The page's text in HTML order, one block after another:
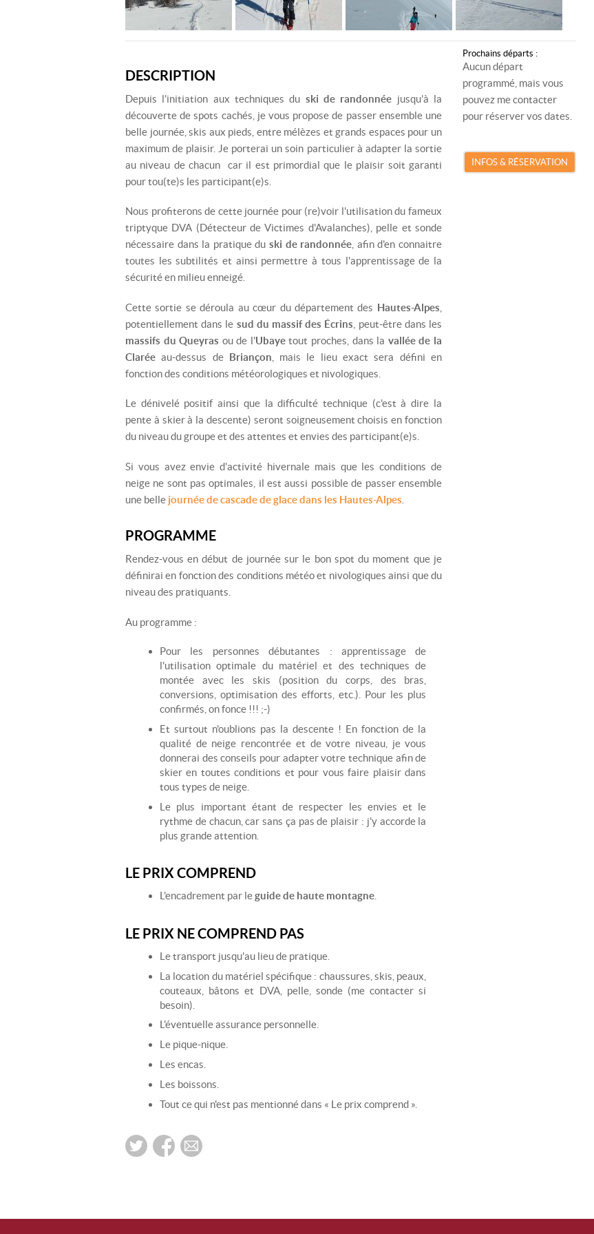
SKI DE RANDONNÉE
TRAIL
VTT
VIA FERRATA
MONITEUR SKI/SNOWBOARD
MONITEUR SPÉLÉOLOGIE
DESCRIPTION
Depuis l'initiation aux techniques du ski de randonnée jusqu'à la
découverte de spots cachés, je vous propose de passer ensemble une
belle journée, skis aux pieds, entre mélèzes et grands espaces pour un
maximum de plaisir. Je porterai un soin particulier à adapter la sortie
au niveau de chacun car il est primordial que le plaisir soit garanti
pour tou(te)s les participant(e)s.
Nous profiterons de cette journée pour (re)voir l'utilisation du fameux
triptyque DVA (Détecteur de Victimes d'Avalanches), pelle et sonde
nécessaire dans la pratique du ski de randonnée, afin d'en connaitre
toutes les subtilités et ainsi permettre à tous l'apprentissage de la
sécurité en milieu enneigé.
Cette sortie se déroula au cœur du département des Hautes-Alpes
potentiellement dans le sud du massif des Écrins , peut-être dans les
massifs du Queyras ou de l'Ubayetout proches, dans la vallée de la
Clarée au-dessus de Briançon , mais le lieu exact sera défini en
fonction des conditions météorologiques et nivologiques.
Le dénivelé positif ainsi que la difficulté technique (c'est à dire la
pente à skier à la descente) seront soigneusement choisis en fonction
du niveau du groupe et des attentes et envies des participant(e)s.
Si vous avez envie d'activité hivernale mais que les conditions de
neige ne sont pas optimales, il est aussi possible de passer ensemble
une belle journée de cascade de glace dans les Hautes-Alpes
PROGRAMME
Rendez-vous en début de journée sur le bon spot du moment que je
définirai en fonction des conditions météo et nivologiques ainsi que du
niveau des pratiquants.
Au programme :
Pour les personnes débutantes : apprentissage de
l'utilisation optimale du matériel et des techniques de
montée avec les skis (position du corps, des bras,
conversions, optimisation des efforts, etc.). Pour les plus
confirmés, on fonce !!! ;-)
Et surtout n'oublions pas la descente ! En fonction de la
qualité de neige rencontrée et de votre niveau, je vous
donnerai des conseils pour adapter votre technique afin de
skier en toutes conditions et pour vous faire plaisir dans
tous types de neige.
Le plus important étant de respecter les envies et le
rythme de chacun, car sans ça pas de plaisir : j'y accorde la
plus grande attention.
LE PRIX COMPREND
L'encadrement par leguide de haute montagne.
LE PRIX NE COMPREND PAS
Le transport jusqu'au lieu de pratique.
La location du matériel spécifique : chaussures, skis, peaux,
couteaux, bâtons et DVA, pelle, sonde (me contacter si
besoin).
L'éventuelle assurance personnelle.
Le pique-nique.
Les encas.
Les boissons.
Tout ce qui n'est pas mentionné dans « Le prix comprend ».
Prochains départs :
Aucun départ
programmé, mais vous
pouvez me contacter
pour réserver vos dates.
INFOS & RÉSERVATION